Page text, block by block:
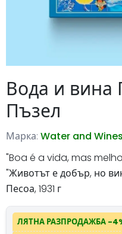
Вода и вина
Пъзел
Марка: Water and Wines
"Boa é a vida, mas
"Животът е добър, но
Песоа, 1931 г
ЛЯТНА РАЗПРОДАЖБА -